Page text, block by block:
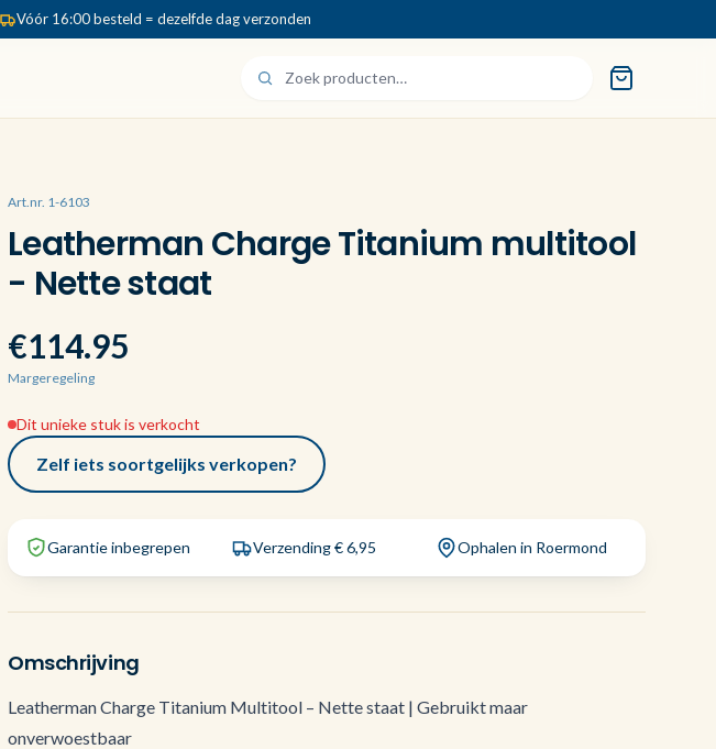
Vóór 16:00 besteld = dezelfde dag verzonden
Art.nr. 1-6103
Leatherman Charge Titanium multitool
- Nette staat
€114.95
Margeregeling
Dit unieke stuk is verkocht
Zelf iets soortgelijks verkopen?
Garantie inbegrepen Verzending € 6,95 Ophalen in Roermond
Omschrijving
Leatherman Charge Titanium Multitool – Nette staat | Gebruikt maar
onverwoestbaar